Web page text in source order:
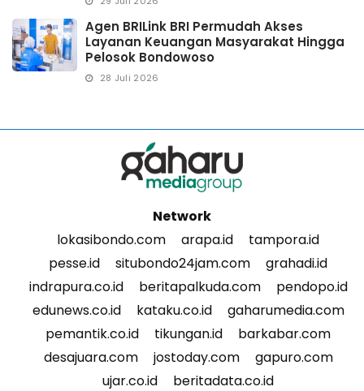
Agen BRILink BRI Permudah Akses
Layanan Keuangan Masyarakat Hingga
Pelosok Bondowoso
28 Juli 2026
Network
lokasibondo.com
arapa.id
tampora.id
pesse.id
situbondo24jam.com
grahadi.id
indrapura.co.id
beritapalkuda.com
pendopo.id
edunews.co.id
kataku.co.id
gaharumedia.com
pemantik.co.id
tikungan.id
barkabar.com
desajuara.com
jostoday.com
gapuro.com
ujar.co.id
beritadata.co.id